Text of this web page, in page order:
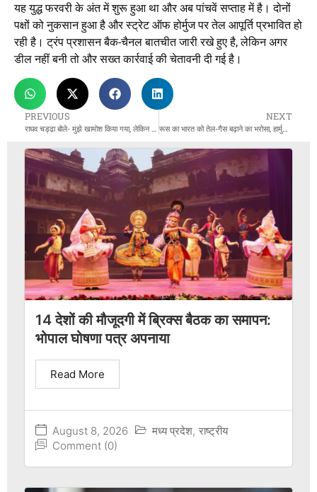
यह युद्ध फरवरी के अंत में शुरू हुआ था और अब पांचवें सप्ताह में है। दोनों
पक्षों को नुकसान हुआ है और स्ट्रेट ऑफ होर्मुज पर तेल आपूर्ति प्रभावित हो
रही है। ट्रंप प्रशासन बैक-चैनल बातचीत जारी रखे हुए है, लेकिन अगर
डील नहीं बनी तो और सख्त कार्रवाई की चेतावनी दी गई है।
PREVIOUS
राघव चड्ढा बोले- मुझे खामोश किया गया, लेकिन हारा नहीं
NEXT
रूस का भारत को तेल-गैस बढ़ाने का भरोसा, हार्मुज संकट में राहत
14 देशों की मौजूदगी में ब्रिक्स बैठक का समापन:
भोपाल घोषणा पत्र अपनाया
August 8, 2026 मध्य प्रदेश, राष्ट्रीय
Comment (0)
Read More